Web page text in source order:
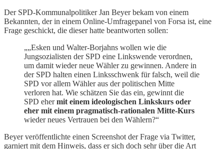
Der SPD-Kommunalpolitiker Jan Beyer bekam von einem
Bekannten, der in einem Online-Umfragepanel von Forsa ist, eine
Frage geschickt, die dieser hatte beantworten sollen:
„„Esken und Walter-Borjahns wollen wie die
Jungsozialisten der SPD eine Linkswende verordnen,
um damit wieder neue Wähler zu gewinnen. Andere in
der SPD halten einen Linksschwenk für falsch, weil die
SPD vor allem Wähler aus der politischen Mitte
verloren hat. Wie schätzen Sie das ein, gewinnt die
SPD ehermit einem ideologischen Linkskurs oder
eher mit einem pragmatisch-rationalen Mitte-Kurs
wieder neues Vertrauen bei den Wählern?“
Beyer veröffentlichte einen Screenshot der Frage via Twitter,
garniert mit dem Hinweis, dass er sich doch sehr über die Art